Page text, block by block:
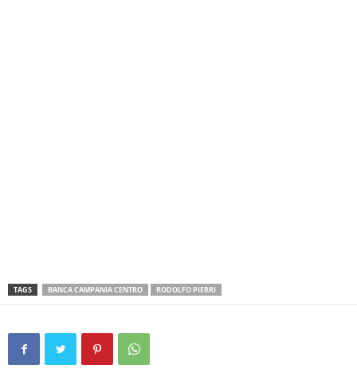
TAGS BANCA CAMPANIA CENTRO RODOLFO PIERRI